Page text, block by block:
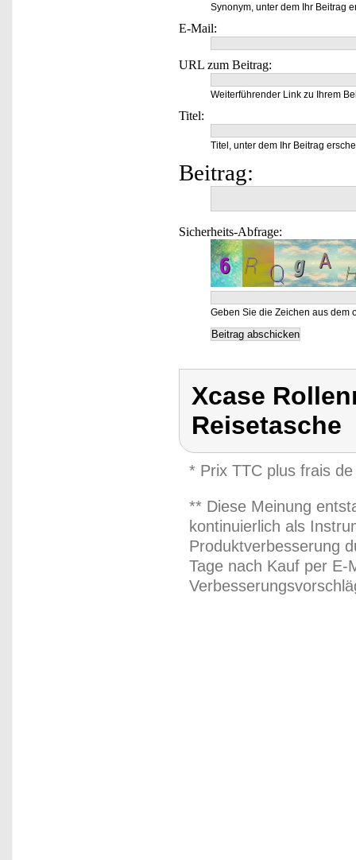
Synonym, unter dem Ihr Beitrag
E-Mail:
URL zum Beitrag:
Weiterführender Link zu Ihrem
Titel:
Titel, unter dem Ihr Beitrag
Beitrag:
Sicherheits-Abfrage:
Geben Sie die Zeichen aus dem
Xcase
Reisetasche
* Prix TTC plus frais
** Diese Meinung
kontinuierlich als
Produktverbesserung
Tage nach Kauf per E-